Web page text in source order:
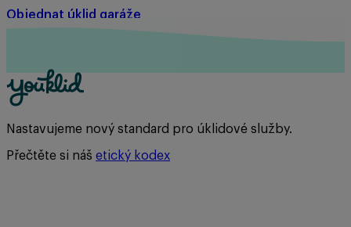
Objednat úklid garáže
Nastavujeme nový standard pro úklidové služby.
Přečtěte si náš etický kodex